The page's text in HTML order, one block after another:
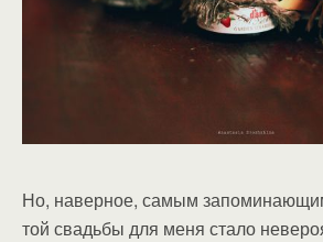
Но, наверное, самым
той свадьбы для меня стало